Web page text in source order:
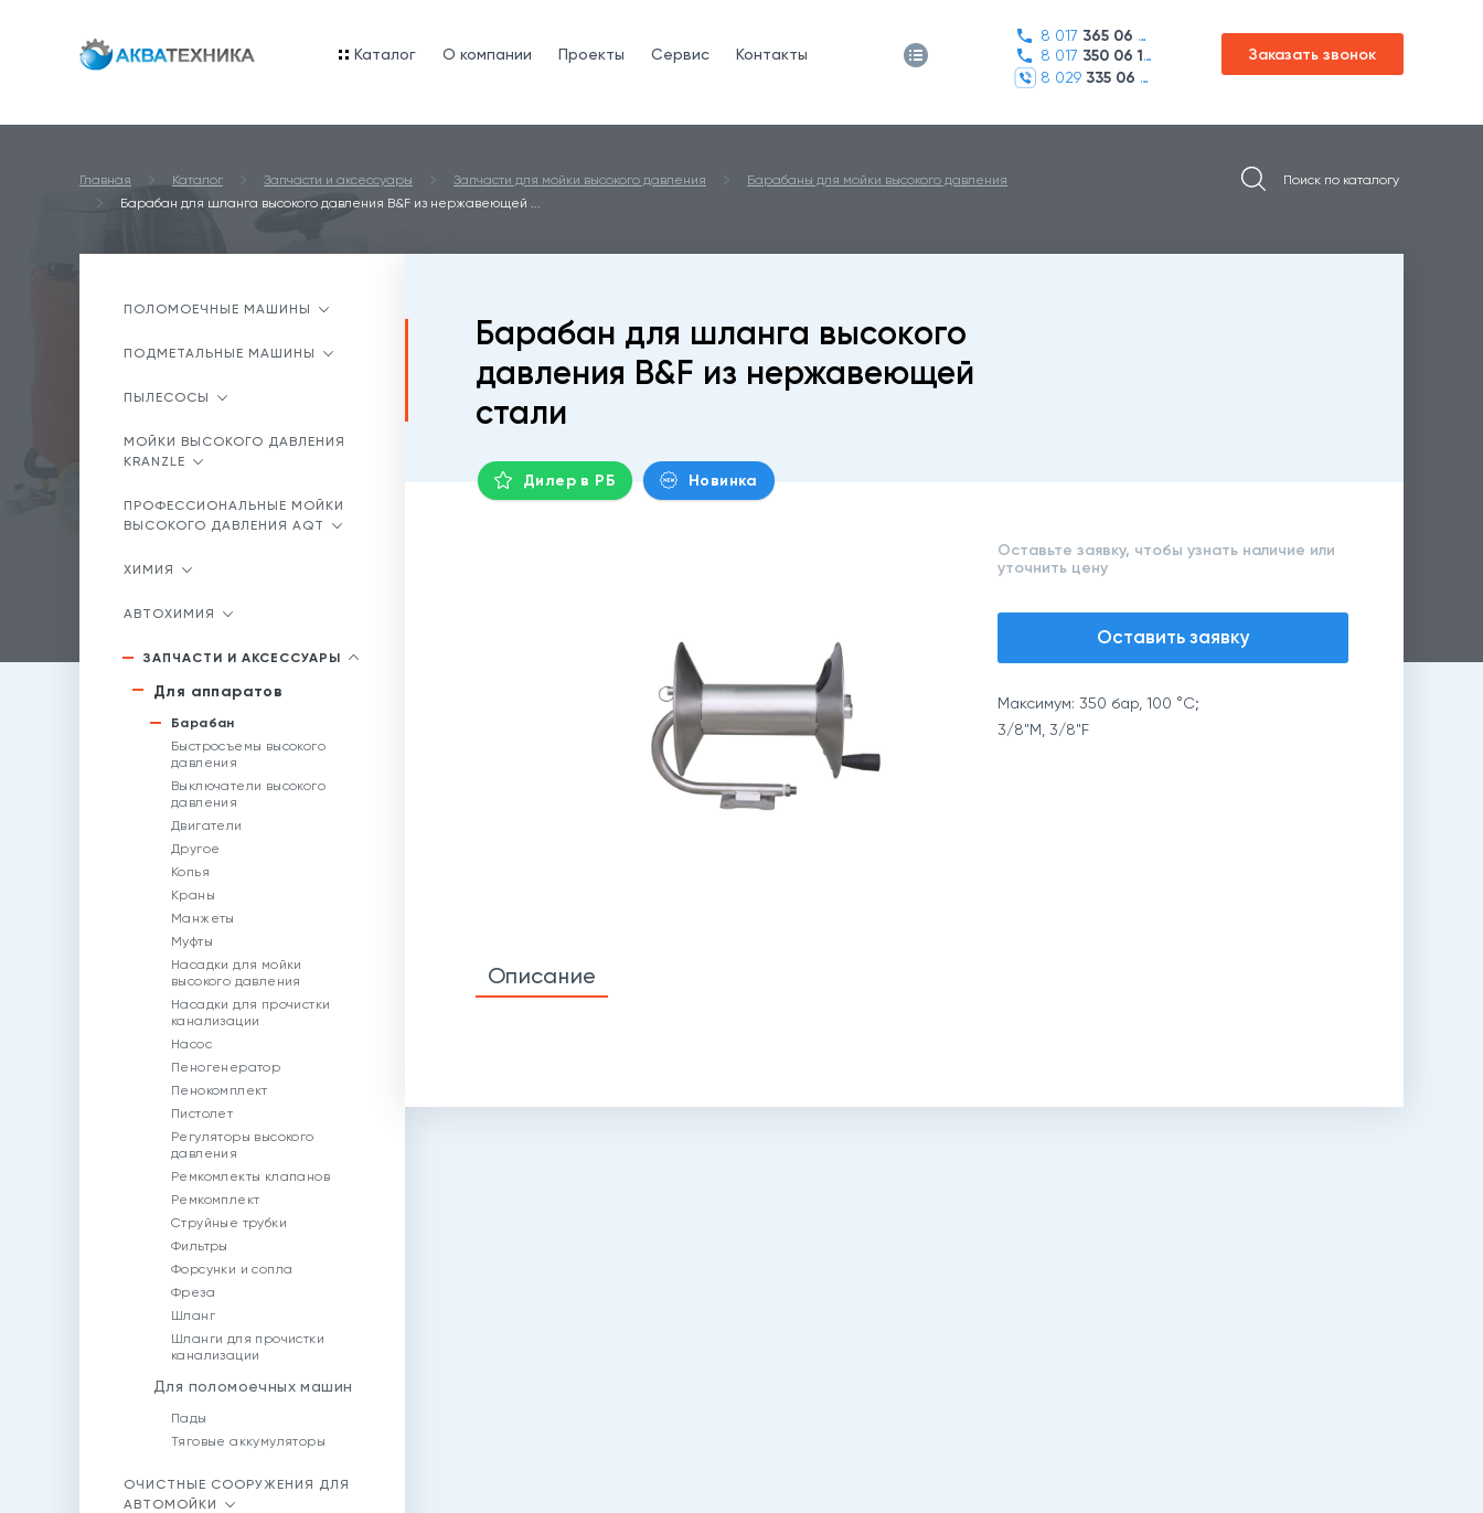
Каталог O компании Проекты Сервис Контакты
8 017 365 06 45
8 017 350 06 16
8 029 335 06 01
Заказать звонок
Главная Каталог Запчасти и аксессуары Запчасти для мойки высокого давления
Барабаны для мойки высокого давления
Барабан для шланга высокого давления B&F из нержавеющей ...
ПОЛОМОЕЧНЫЕ МАШИНЫ
ПОДМЕТАЛЬНЫЕ МАШИНЫ
ПЫЛЕСОСЫ
МОЙКИ ВЫСОКОГО ДАВЛЕНИЯ
KRANZLE
ПРОФЕССИОНАЛЬНЫЕ МОЙКИ
ВЫСОКОГО ДАВЛЕНИЯ AQT
ХИМИЯ
АВТОХИМИЯ
ЗАПЧАСТИ И АКСЕССУАРЫ
Для аппаратов
Барабан
Быстросъемы высокого
давления
Выключатели высокого
давления
Двигатели
Другое
Копья
Краны
Манжеты
Муфты
Насадки для мойки
высокого давления
Насадки для прочистки
канализации
Насос
Пеногенератор
Пенокомплект
Пистолет
Регуляторы высокого
давления
Ремкомлекты клапанов
Ремкомплект
Струйные трубки
Фильтры
Форсунки и сопла
Фреза
Шланг
Шланги для прочистки
канализации
Для поломоечных машин
Пады
Тяговые аккумуляторы
ОЧИСТНЫЕ СООРУЖЕНИЯ ДЛЯ
АВТОМОЙКИ
Барабан для шланга высокого
давления B&F из нержавеющей
стали
Дилер в РБ Новинка
Оставьте заявку, чтобы узнать наличие или
уточнить цену
Оставить заявку
Максимум: 350 бар, 100 °C;
3/8"M, 3/8"F
Описание